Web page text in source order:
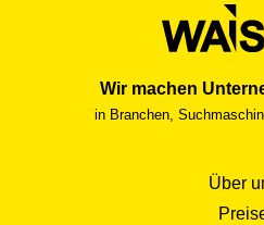
Wir machen
in Branchen,
Über